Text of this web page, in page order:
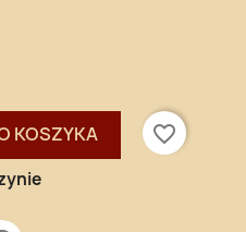
KOSZYKA
favorite_border